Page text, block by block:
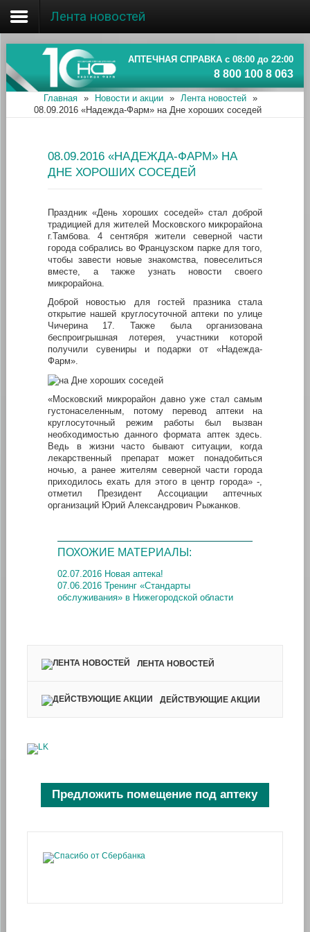
Главная
Об ассоциации
Наши аптеки
Информация
Лента новостей
АПТЕЧНАЯ СПРАВКА с 08:00 до 22:00
8 800 100 8 063
Главная » Новости и акции » Лента новостей
»
08.09.2016 «Надежда-Фарм» на Дне хороших соседей
08.09.2016 «НАДЕЖДА-ФАРМ» НА
ДНЕ ХОРОШИХ СОСЕДЕЙ
Праздник «День хороших соседей» стал доброй
традицией для жителей Московского микрорайона
г.Тамбова. 4 сентября жители северной части
города собрались во Французском парке для того,
чтобы завести новые знакомства, повеселиться
вместе, а также узнать новости своего
микрорайона.
Доброй новостью для гостей празника стала
открытие нашей круглосуточной аптеки по улице
Чичерина 17. Также была организована
беспроигрышная лотерея, участники которой
получили сувениры и подарки от «Надежда-
Фарм».
«Московский микрорайон давно уже стал самым
густонаселенным, потому перевод аптеки на
круглосуточный режим работы был вызван
необходимостью данного формата аптек здесь.
Ведь в жизни часто бывают ситуации, когда
лекарственный препарат может понадобиться
ночью, а ранее жителям северной части города
приходилось ехать для этого в центр города» -,
отметил Президент Ассоциации аптечных
организаций Юрий Александрович Рыжанков.
ПОХОЖИЕ МАТЕРИАЛЫ:
02.07.2016 Новая аптека!
07.06.2016 Тренинг «Стандарты
обслуживания» в Нижегородской области
ЛЕНТА НОВОСТЕЙ
ДЕЙСТВУЮЩИЕ АКЦИИ
Предложить помещение под аптеку